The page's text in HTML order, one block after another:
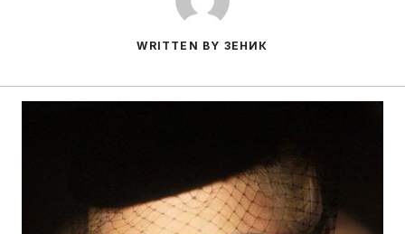
WRITTEN BY ЗЕНИК